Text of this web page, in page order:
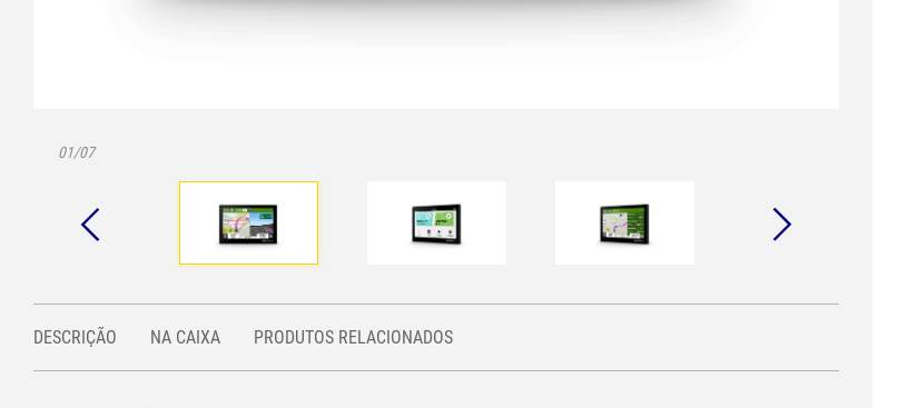
01/07
DESCRIÇÃO NA CAIXA PRODUTOS RELACIONADOS